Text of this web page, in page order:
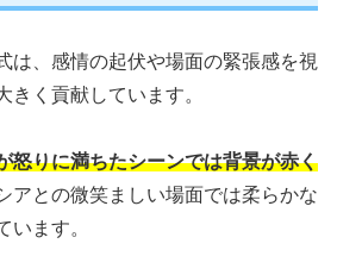
は、感情の起伏や場面の緊張感を視
きく貢献しています。
怒りに満ちたシーンでは背景が赤く
アとの微笑ましい場面では柔らかな
います。